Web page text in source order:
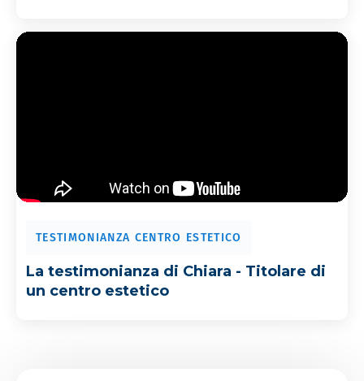
TESTIMONIANZA CENTRO ESTETICO
La testimonianza di Chiara - Titolare di
un centro estetico